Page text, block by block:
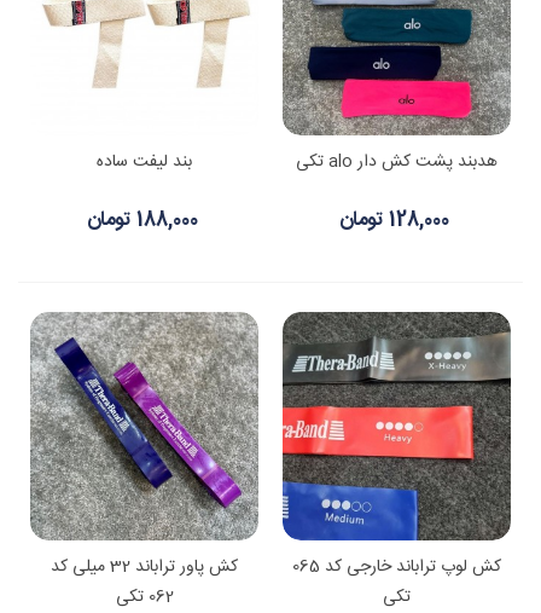
هدبند پشت کش دار alo تکی
128,000 تومان
بند لیفت ساده
188,000 تومان
کش لوپ تراباند خارجی کد 065
تکی
کش پاور تراباند 32 میلی کد
062 تکی